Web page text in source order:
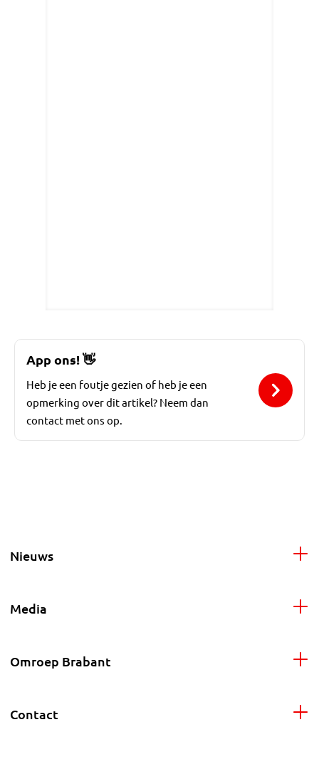
App ons!👋
Heb je een foutje gezien of heb je een
opmerking over dit artikel? Neem dan
contact met ons op.
Nieuws
Media
Omroep Brabant
Contact